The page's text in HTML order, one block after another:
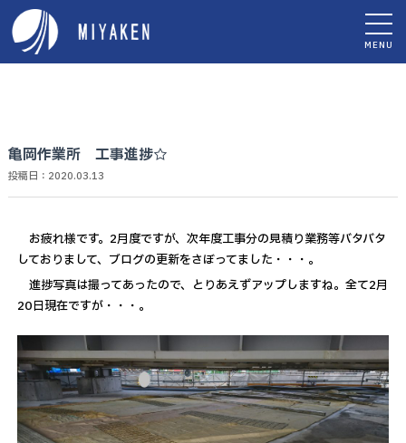
MENU
亀岡作業所 工事進捗☆
投稿日：2020.03.13
お疲れ様です。2月度ですが、次年度工事分の見積り業務等バタバタ
しておりまして、ブログの更新をさぼってました・・・。
進捗写真は撮ってあったので、とりあえずアップしますね。全て2月
20日現在ですが・・・。